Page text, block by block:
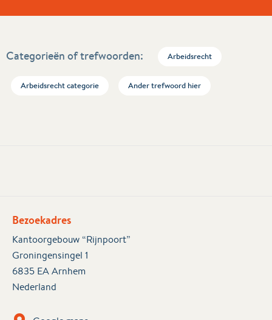
Categorieën of trefwoorden: Arbeidsrecht
Arbeidsrecht categorie Ander trefwoord hier
Bezoekadres
Kantoorgebouw “Rijnpoort”
Groningensingel 1
6835 EA Arnhem
Nederland